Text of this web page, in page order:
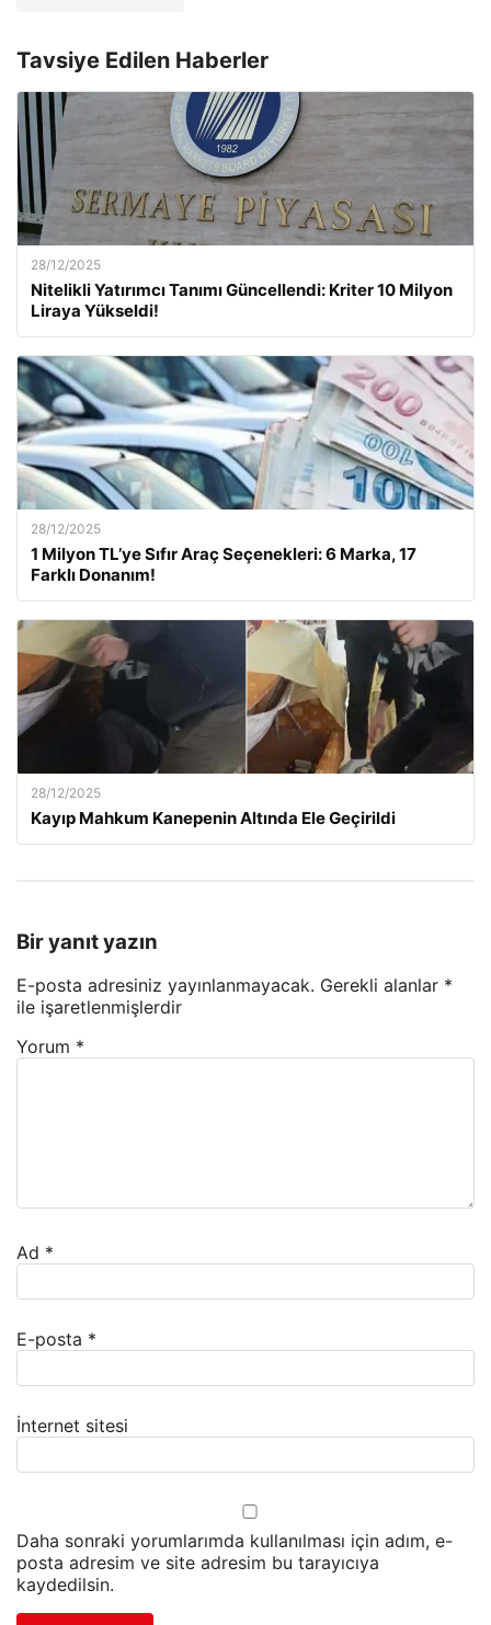
Tavsiye Edilen Haberler
28/12/2025
Nitelikli Yatırımcı Tanımı Güncellendi: Kriter 10 Milyon
Liraya Yükseldi!
28/12/2025
1 Milyon TL’ye Sıfır Araç Seçenekleri: 6 Marka, 17
Farklı Donanım!
28/12/2025
Kayıp Mahkum Kanepenin Altında Ele Geçirildi
Bir yanıt yazın
E-posta adresiniz yayınlanmayacak. Gerekli alanlar *
ile işaretlenmişlerdir
Yorum *
Ad *
E-posta *
İnternet sitesi
Daha sonraki yorumlarımda kullanılması için adım, e-
posta adresim ve site adresim bu tarayıcıya
kaydedilsin.